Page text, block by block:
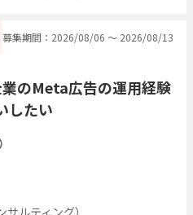
募集期間：2026/08/06 〜 2026/08/13
のMeta広告の運用経験
したい
ルティング）